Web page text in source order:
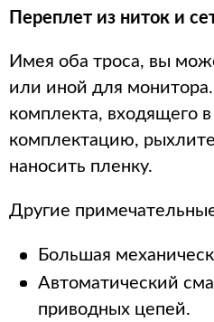
Переплет из ниток и
Имея оба троса, вы
или иной для
комплекта, входящего
комплектацию,
наносить пленку.
Другие
Большая
Автоматический
приводных цепей.